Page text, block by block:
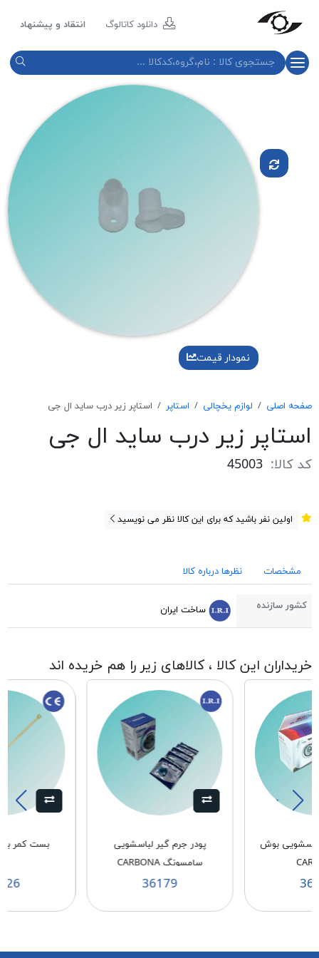
دانلود کاتالوگ انتقاد و پیشنهاد
نمودار قیمت
صفحه اصلی لوازم یخچالی استاپر استاپر زیر درب ساید ال جی
استاپر زیر درب ساید ال جی
کد کالا: 45003
اولین نفر باشید که برای این کالا نظر می نویسید
مشخصات نظرها درباره کالا
کشور سازنده ساخت ایران
خریداران این کالا ، کالاهای زیر را هم خریده اند
بوش
پودر جرم گیر لباسشویی
سامسونگ CARBONA
36179
بست کمر بندی 3/